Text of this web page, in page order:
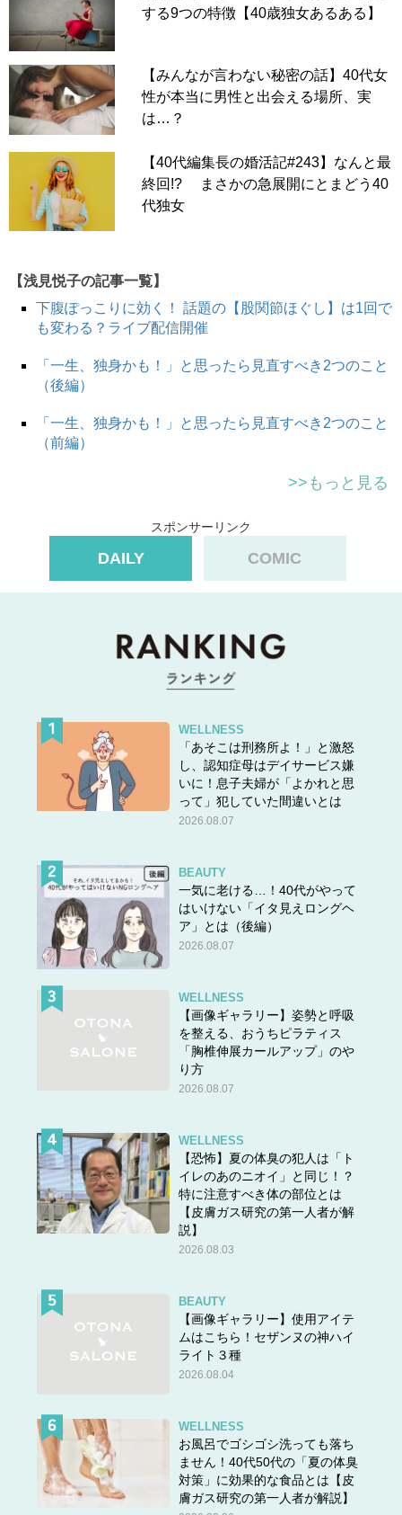
する9つの特徴【40歳独女あるある】
【みんなが言わない秘密の話】40代女
性が本当に男性と出会える場所、実
は…？
【40代編集長の婚活記#243】なんと最
終回!? まさかの急展開にとまどう40
代独女
【浅見悦子の記事一覧】
下腹ぽっこりに効く！ 話題の【股関節ほぐし】は1回で
も変わる？ライブ配信開催
「一生、独身かも！」と思ったら見直すべき2つのこと
（後編）
「一生、独身かも！」と思ったら見直すべき2つのこと
（前編）
>>もっと見る
スポンサーリンク
DAILY COMIC
WELLNESS
「あそこは刑務所よ！」と激怒
し、認知症母はデイサービス嫌
いに！息子夫婦が「よかれと思
って」犯していた間違いとは
2026.08.07
BEAUTY
一気に老ける…！40代がやって
はいけない「イタ見えロングヘ
ア」とは（後編）
2026.08.07
WELLNESS
【画像ギャラリー】姿勢と呼吸
を整える、おうちピラティス
「胸椎伸展カールアップ」のや
り方
2026.08.07
WELLNESS
【恐怖】夏の体臭の犯人は「ト
イレのあのニオイ」と同じ！？
特に注意すべき体の部位とは
【皮膚ガス研究の第一人者が解
説】
2026.08.03
BEAUTY
【画像ギャラリー】使用アイテ
ムはこちら！セザンヌの神ハイ
ライト３種
2026.08.04
WELLNESS
お風呂でゴシゴシ洗っても落ち
ません！40代50代の「夏の体臭
対策」に効果的な食品とは【皮
膚ガス研究の第一人者が解説】